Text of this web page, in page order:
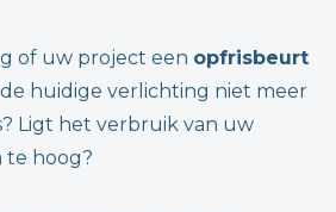
of uw project een opfrisbeurt
huidige verlichting niet meer
Ligt het verbruik van uw
te hoog?